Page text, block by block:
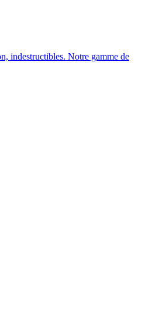
indestructibles. Notre gamme de